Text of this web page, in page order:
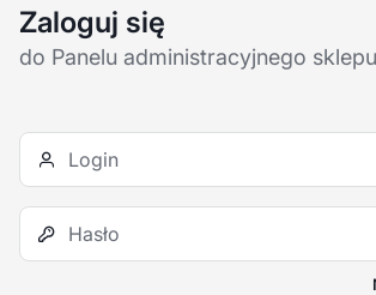
Zaloguj się
do Panelu administracyjnego sklepu